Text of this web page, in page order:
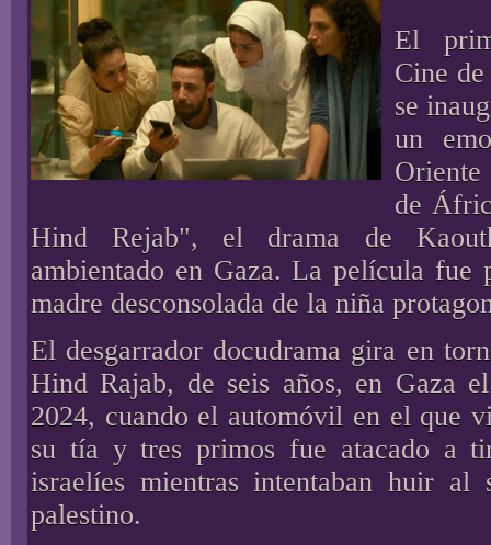
El
Cine
se
un
de
Hind Rejab", el drama de
ambientado en Gaza. La película fue
madre desconsolada de la niña
El desgarrador docudrama gira en
Hind Rajab, de seis años, en Gaza
2024, cuando el automóvil en el que
su tía y tres primos fue atacado a
israelíes mientras intentaban huir al
palestino.